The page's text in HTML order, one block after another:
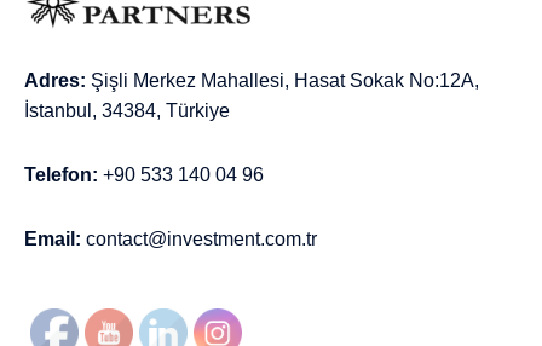
Adres: Şişli Merkez Mahallesi, Hasat Sokak No:12A,
İstanbul, 34384, Türkiye
Telefon: +90 533 140 04 96
Email: contact@investment.com.tr